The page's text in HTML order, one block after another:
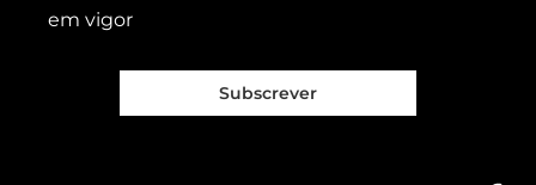
em vigor
Subscrever